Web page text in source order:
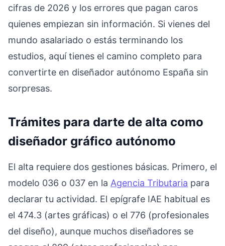
cifras de 2026 y los errores que pagan caros
quienes empiezan sin información. Si vienes del
mundo asalariado o estás terminando los
estudios, aquí tienes el camino completo para
convertirte en diseñador autónomo España sin
sorpresas.
Trámites para darte de alta como
diseñador gráfico autónomo
El alta requiere dos gestiones básicas. Primero, el
modelo 036 o 037 en la Agencia Tributaria para
declarar tu actividad. El epígrafe IAE habitual es
el 474.3 (artes gráficas) o el 776 (profesionales
del diseño), aunque muchos diseñadores se